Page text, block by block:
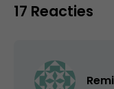
17 Reacties
Remi